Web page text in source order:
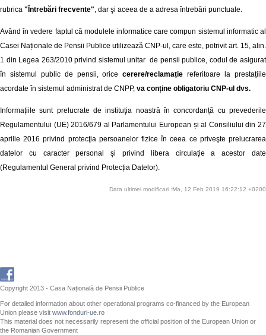
rubrica "Întrebări frecvente", dar şi aceea de a adresa întrebări punctuale.
Având în vedere faptul că modulele informatice care compun sistemul informatic al
Casei Naționale de Pensii Publice utilizează CNP-ul, care este, potrivit art. 15, alin.
1 din Legea 263/2010 privind sistemul unitar de pensii publice, codul de asigurat
în sistemul public de pensii, oricecerere/reclamație referitoare la prestațiile
acordate în sistemul administrat de CNPP, va conține obligatoriu CNP-ul dvs.
Informațiile sunt prelucrate de instituţia noastră în concordanță cu prevederile
Regulamentului (UE) 2016/679 al Parlamentului European și al Consiliului din 27
aprilie 2016 privind protecţia persoanelor fizice în ceea ce priveşte prelucrarea
datelor cu caracter personal şi privind libera circulaţie a acestor date
(Regulamentul General privind Protecția Datelor).
Data ultimei modificari :Ma, 12 Feb 2019 16:22:12 +0200
Copyright 2013 - Casa Națională de Pensii Publice
For detailed information about other operational programs co-financed by the European
Union please visit www.fonduri-ue.ro
This material does not necessarily represent the official position of the European Union or
the Romanian Government